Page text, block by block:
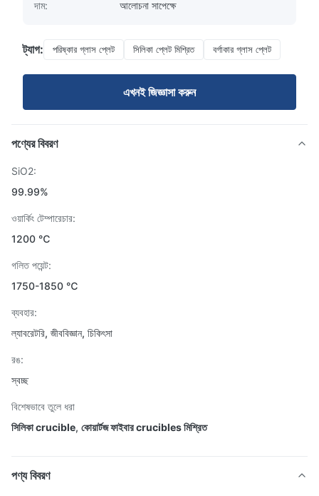
দাম:
আলোচনা সাপেক্ষে
ট্যাগ: পরিষ্কার গ্লাস প্লেট সিলিকা প্লেট মিশ্রিত বর্গাকার গ্লাস প্লেট
এখনই জিজ্ঞাসা করুন
পণ্যের বিবরণ
SiO2:
99.99%
ওয়ার্কিং টেম্পারেচার:
1200 ℃
গলিত পয়েন্ট:
1750-1850 ℃
ব্যবহার:
ল্যাবরেটরি, জীববিজ্ঞান, চিকিৎসা
রঙ:
স্বচ্ছ
বিশেষভাবে তুলে ধরা
সিলিকা crucible, কোয়ার্টজ ফাইবার crucibles মিশ্রিত
পণ্য বিবরণ